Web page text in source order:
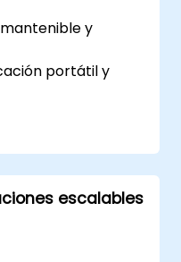
y
portátil y
complejidades
escalables